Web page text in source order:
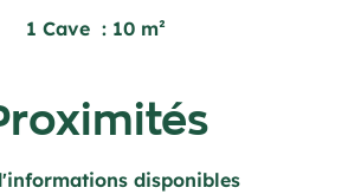
1 Cave 10 m²
disponibles